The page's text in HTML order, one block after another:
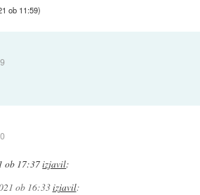
ob 11:59)
ob 17:37izjavil:
ob 16:33izjavil: